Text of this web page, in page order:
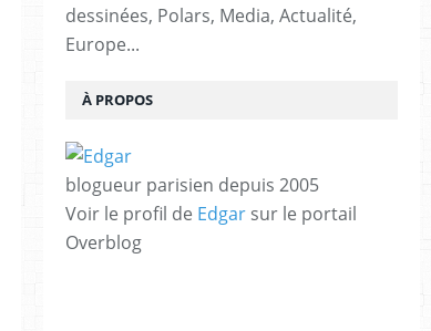
dessinées, Polars, Media, Actualité,
Europe...
À PROPOS
blogueur parisien depuis 2005
Voir le profil de Edgar sur le portail
Overblog